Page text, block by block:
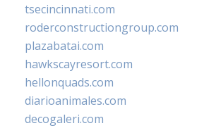
tsecincinnati.com
roderconstructiongroup.com
plazabatai.com
hawkscayresort.com
hellonquads.com
diarioanimales.com
decogaleri.com